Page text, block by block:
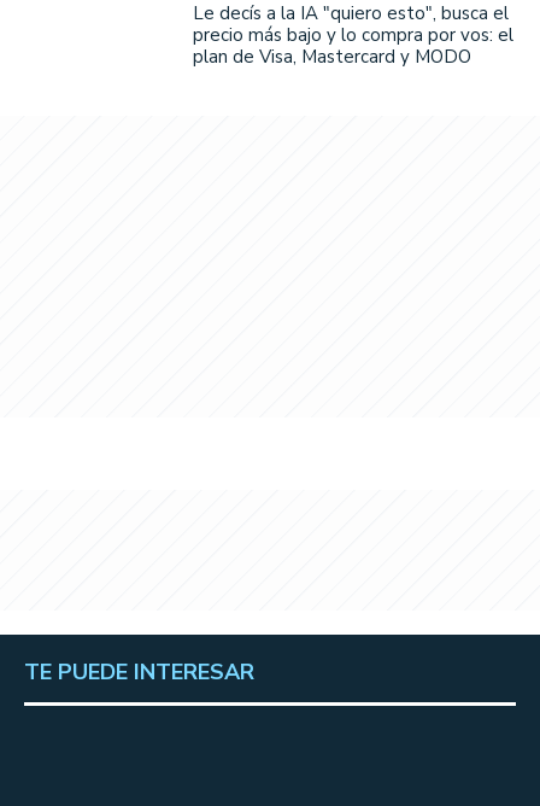
Le decís a la IA "quiero esto", busca el
precio más bajo y lo compra por vos: el
plan de Visa, Mastercard y MODO
TE PUEDE INTERESAR